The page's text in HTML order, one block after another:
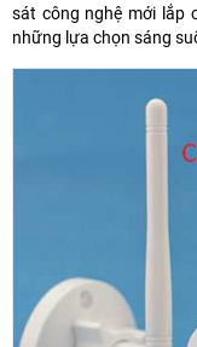
sát công nghệ mới lắp
những lựa chọn sáng